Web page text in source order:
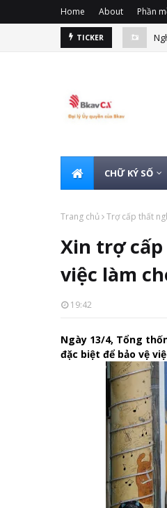
Home About Phần
TICKER
CHỮ KÝ SỐ
Trang chủ Trợ cấp thất
Xin trợ
việc làm
19:42
Ngày 13/4, Tổng
đặc biệt để bảo vệ